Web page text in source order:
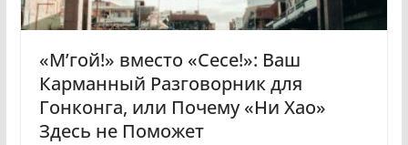
«М’гой!» вместо «Сесе!»: Ваш
Карманный Разговорник для
Гонконга, или Почему «Ни Хао»
Здесь не Поможет